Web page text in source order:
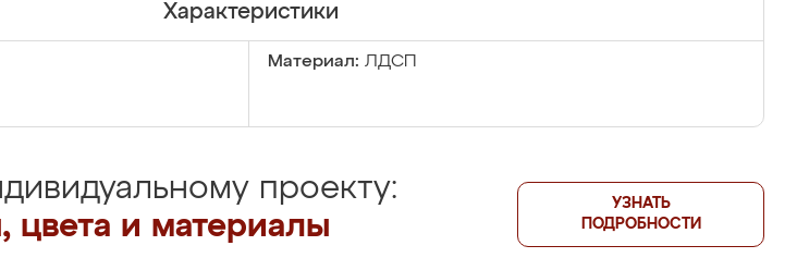
Характеристики
Материал: ЛДСП
проекту:
и материалы
УЗНАТЬ
ПОДРОБНОСТИ